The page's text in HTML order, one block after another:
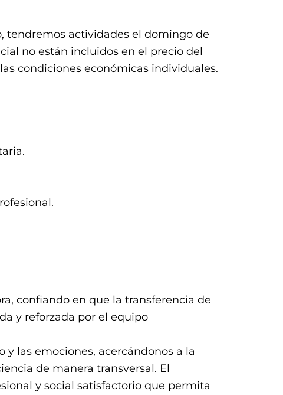
tendremos actividades el domingo de
no están incluidos en el precio del
condiciones económicas individuales.
confiando en que la transferencia de
y reforzada por el equipo
las emociones, acercándonos a la
de manera transversal. El
y social satisfactorio que permita